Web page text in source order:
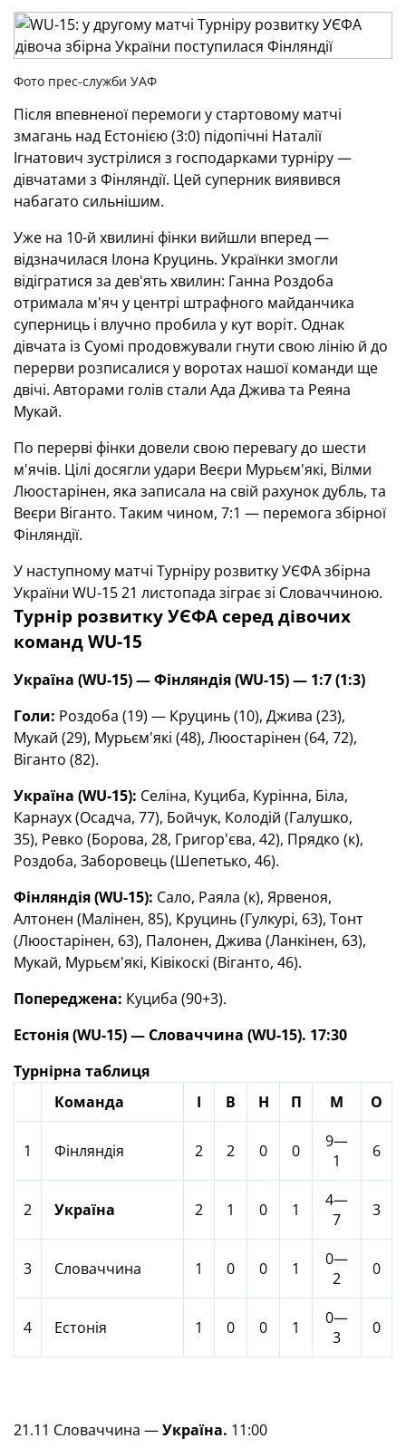
Фото прес-служби УАФ
Після впевненої перемоги у стартовому матчі
змагань над Естонією (3:0) підопічні Наталії
Ігнатович зустрілися з господарками турніру —
дівчатами з Фінляндії. Цей суперник виявився
набагато сильнішим.
Уже на 10-й хвилині фінки вийшли вперед —
відзначилася Ілона Круцинь. Українки змогли
відігратися за дев'ять хвилин: Ганна Роздоба
отримала м'яч у центрі штрафного майданчика
суперниць і влучно пробила у кут воріт. Однак
дівчата із Суомі продовжували гнути свою лінію й до
перерви розписалися у воротах нашої команди ще
двічі. Авторами голів стали Ада Джива та Реяна
Мукай.
По перерві фінки довели свою перевагу до шести
м'ячів. Цілі досягли удари Веєри Мурьєм'які, Вілми
Люостарінен, яка записала на свій рахунок дубль, та
Веєри Віганто. Таким чином, 7:1 — перемога збірної
Фінляндії.
У наступному матчі Турніру розвитку УЄФА збірна
України WU-15 21 листопада зіграє зі Словаччиною.
Турнір розвитку УЄФА серед дівочих
команд WU-15
Україна (WU-15) — Фінляндія (WU-15) — 1:7 (1:3)
Голи: Роздоба (19) — Круцинь (10), Джива (23),
Мукай (29), Мурьєм'які (48), Люостарінен (64, 72),
Віганто (82).
Україна (WU-15): Селіна, Куциба, Курінна, Біла,
Карнаух (Осадча, 77), Бойчук, Колодій (Галушко,
35), Ревко (Борова, 28, Григор'єва, 42), Прядко (к),
Роздоба, Заборовець (Шепетько, 46).
Фінляндія (WU-15): Сало, Раяла (к), Ярвеноя,
Алтонен (Малінен, 85), Круцинь (Гулкурі, 63), Тонт
(Люостарінен, 63), Палонен, Джива (Ланкінен, 63),
Мукай, Мурьєм'які, Ківікоскі (Віганто, 46).
Попереджена: Куциба (90+3).
Естонія (WU-15) — Словаччина (WU-15). 17:30
Турнірна таблиця
Команда
І В Н П М О
1 Фінляндія 2 2 0 0
9—
1
6
2 Україна 2 1 0 1
4—
7
3
3 Словаччина 1 0 0 1
0—
2
0
4 Естонія 1 0 0 1
0—
3
0
21.11 Словаччина —Україна. 11:00